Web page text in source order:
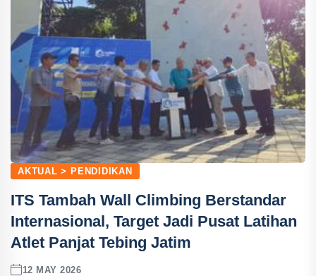
AKTUAL > PENDIDIKAN
ITS Tambah Wall Climbing Berstandar
Internasional, Target Jadi Pusat Latihan
Atlet Panjat Tebing Jatim
12 MAY 2026